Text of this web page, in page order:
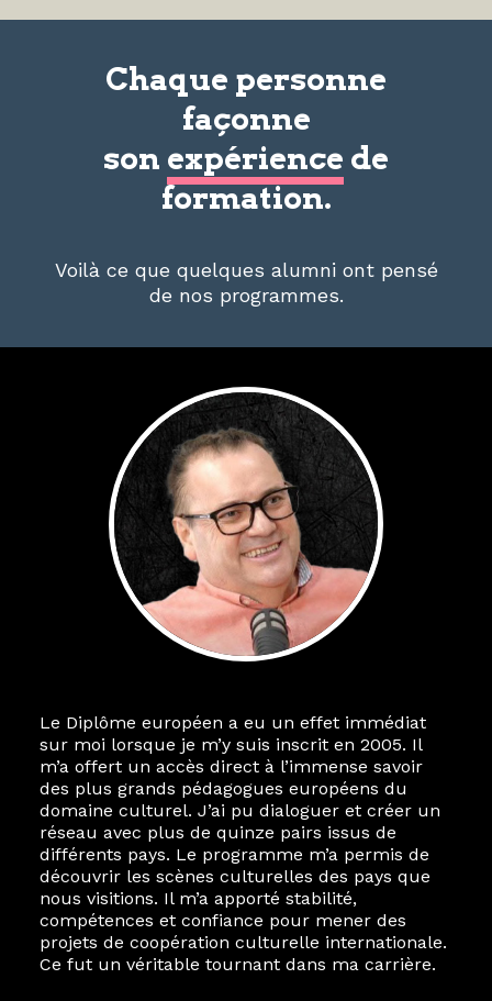
Chaque personne
façonne
son expérience de
formation.
Voilà ce que quelques alumni ont pensé
de nos programmes.
Le Diplôme européen a eu un effet immédiat
sur moi lorsque je m’y suis inscrit en 2005. Il
m’a offert un accès direct à l’immense savoir
des plus grands pédagogues européens du
domaine culturel. J’ai pu dialoguer et créer un
réseau avec plus de quinze pairs issus de
différents pays. Le programme m’a permis de
découvrir les scènes culturelles des pays que
nous visitions. Il m’a apporté stabilité,
compétences et confiance pour mener des
projets de coopération culturelle internationale.
Ce fut un véritable tournant dans ma carrière.